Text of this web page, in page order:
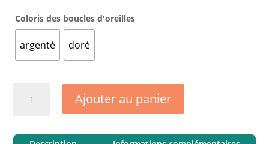
Coloris des boucles d'oreilles
argenté doré
Ajouter au panier